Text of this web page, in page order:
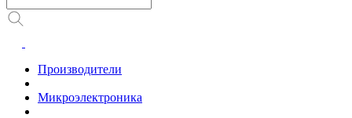
Производители
Микроэлектроника